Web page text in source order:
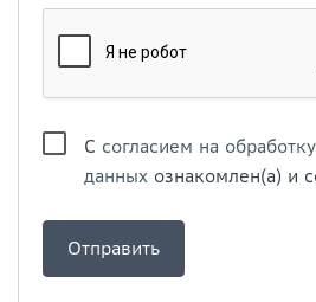
С согласием на
данных ознакомлен(а) и